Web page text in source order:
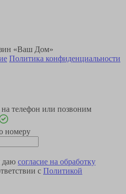
«Ваш Дом»
Политика конфиденциальности
телефон или позвоним
номеру
даю согласие на обработку
с Политикой